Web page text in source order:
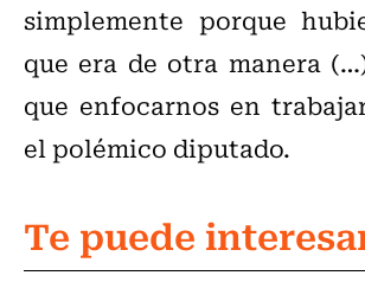
simplemente porque
que era de otra manera
que enfocarnos en
el polémico diputado.
Te puede